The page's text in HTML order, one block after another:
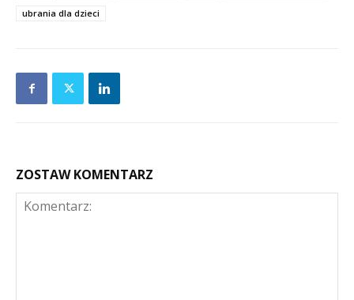
ubrania dla dzieci
ZOSTAW KOMENTARZ